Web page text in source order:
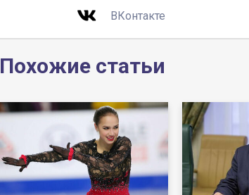
ВКонтакте
Похожие статьи